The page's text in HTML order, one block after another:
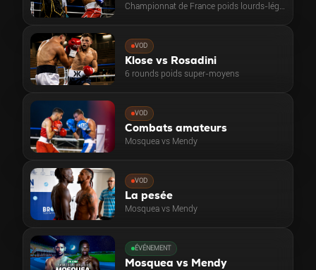
VOD
Klose vs Rosadini
6 rounds poids super-moyens
VOD
Combats amateurs
Mosquea vs Mendy
VOD
La pesée
Mosquea vs Mendy
ÉVÉNEMENT
Mosquea vs Mendy